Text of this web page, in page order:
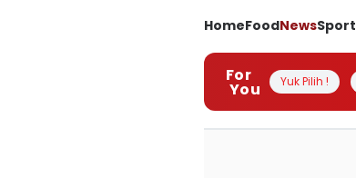
HomeFoodNewsSport
For
You Yuk Pilih !